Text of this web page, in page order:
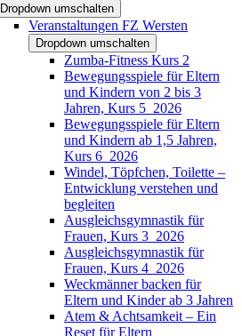
Dropdown umschalten
Veranstaltungen FZ Wersten
Dropdown umschalten
Zumba-Fitness Kurs 2
Bewegungsspiele für Eltern
und Kindern von 2 bis 3
Jahren, Kurs 5_2026
Bewegungsspiele für Eltern
und Kindern ab 1,5 Jahren,
Kurs 6_2026
Windel, Töpfchen, Toilette –
Entwicklung verstehen und
begleiten
Ausgleichsgymnastik für
Frauen, Kurs 3_2026
Ausgleichsgymnastik für
Frauen, Kurs 4_2026
Weckmänner backen für
Eltern und Kinder ab 3 Jahren
Atem & Achtsamkeit – Ein
Reset für Eltern